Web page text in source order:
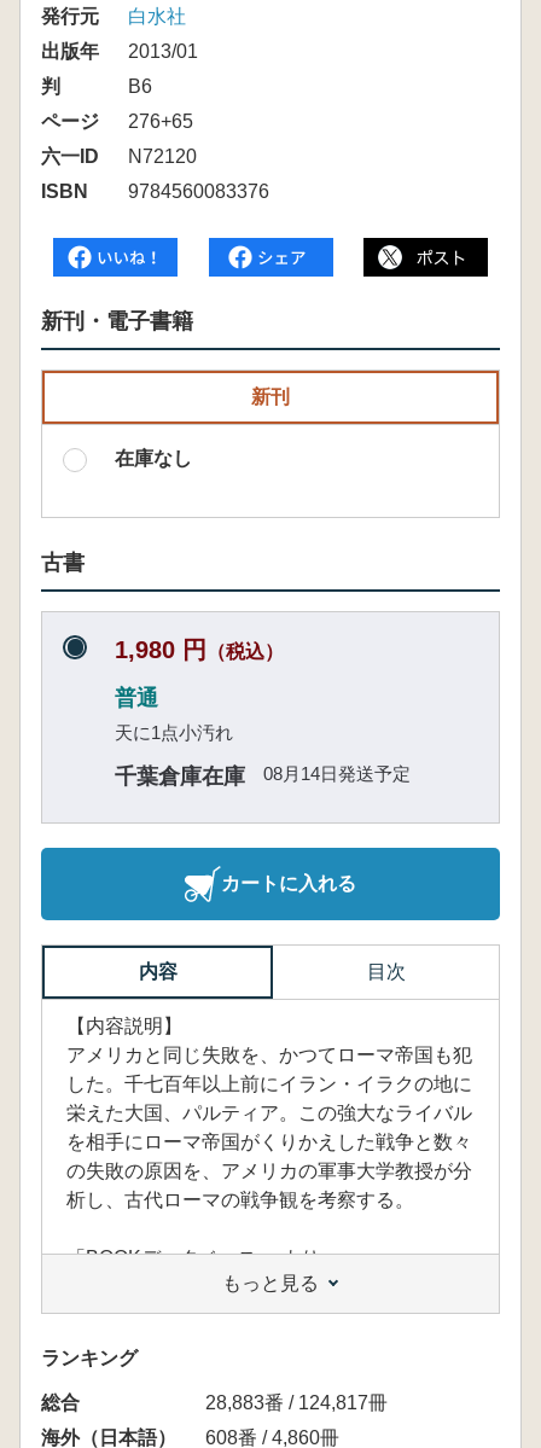
発行元
白水社
出版年
2013/01
判
B6
ページ
276+65
六一ID
N72120
ISBN
9784560083376
新刊・電子書籍
新刊
在庫なし
古書
1,980 円 （税込）
普通
天に1点小汚れ
千葉倉庫在庫 08月14日発送予定
カートに入れる
内容 目次
【内容説明】
アメリカと同じ失敗を、かつてローマ帝国も犯
した。千七百年以上前にイラン・イラクの地に
栄えた大国、パルティア。この強大なライバル
を相手にローマ帝国がくりかえした戦争と数々
の失敗の原因を、アメリカの軍事大学教授が分
析し、古代ローマの戦争観を考察する。
「BOOKデータベース」 より
もっと見る
ランキング
総合
28,883番 / 124,817冊
海外（日本語）
608番 / 4,860冊